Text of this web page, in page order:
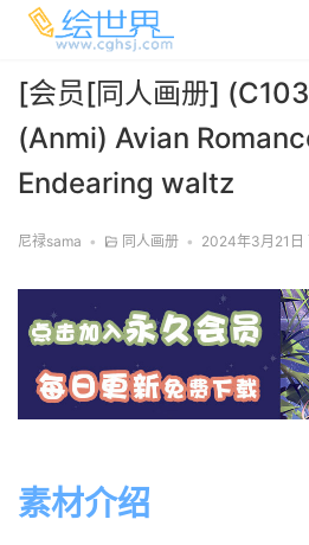
[会员[同人画册]
(Anmi) Avian
Endearing waltz
尼禄sama • 同人画册 • 2024年3月21日
素材介绍